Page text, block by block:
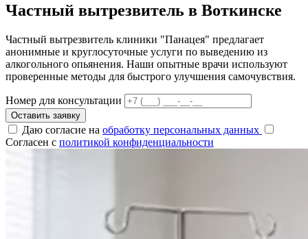
Частный вытрезвитель в Воткинске
Частный вытрезвитель клиники "Панацея" предлагает
анонимные и круглосуточные услуги по выведению из
алкогольного опьянения. Наши опытные врачи используют
проверенные методы для быстрого улучшения самочувствия.
Номер для консультации
Оставить заявку
Даю согласие на обработку персональных данных
Согласен с политикой конфиденциальности